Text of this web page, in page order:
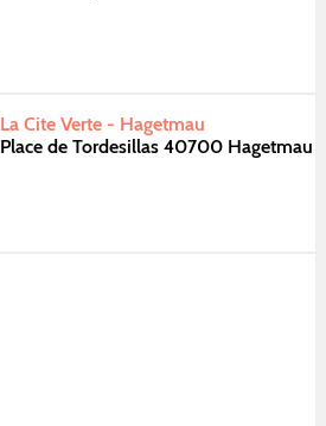
La Cite Verte - Hagetmau
Place de Tordesillas 40700 Hagetmau